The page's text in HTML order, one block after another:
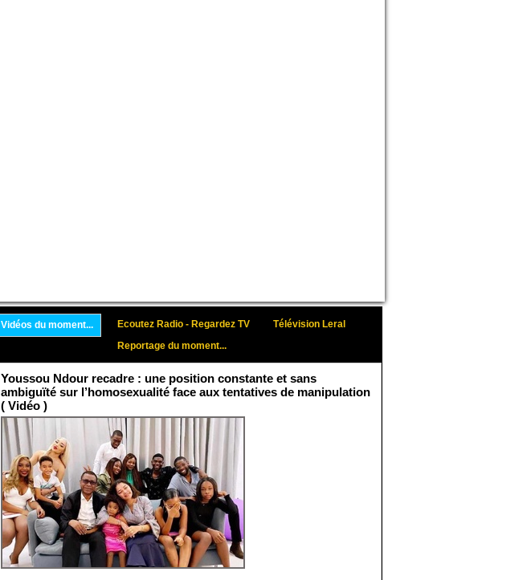
Vidéos du moment... Ecoutez Radio - Regardez TV
Télévision Leral
Reportage du moment...
Youssou Ndour recadre : une position constante et sans
ambiguïté sur l’homosexualité face aux tentatives de manipulation
( Vidéo )